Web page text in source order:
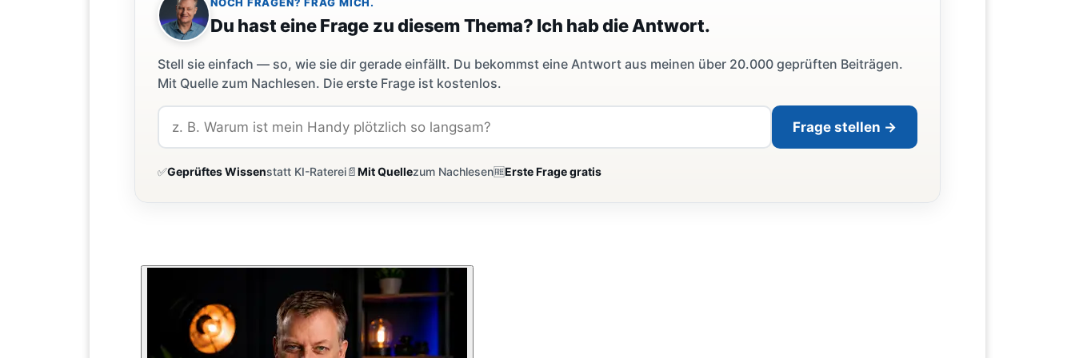
NOCH FRAGEN? FRAG MICH.
Du hast eine Frage zu diesem Thema? Ich hab die Antwort.
Stell sie einfach — so, wie sie dir gerade einfällt. Du bekommst eine Antwort aus meinen über 20.000 geprüften Beiträgen.
Mit Quelle zum Nachlesen. Die erste Frage ist kostenlos.
Frage stellen →
✅Geprüftes Wissenstatt KI-Raterei📄Mit Quellezum Nachlesen🆓Erste Frage gratis